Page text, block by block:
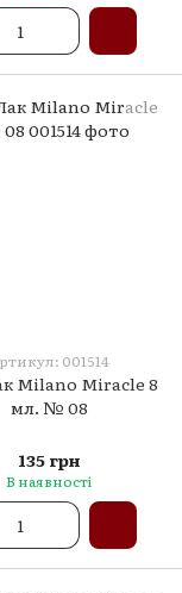
001514
Milano Miracle 8
мл. № 08
135 грн
В наявності